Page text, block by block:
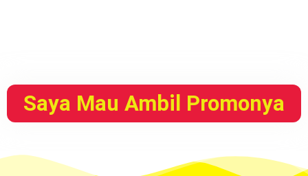
Saya Mau Ambil Promonya